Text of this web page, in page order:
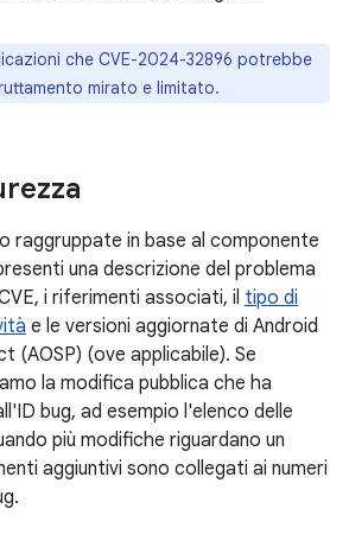
che CVE-2024-32896 potrebbe
mirato e limitato.
raggruppate in base al componente
una descrizione del problema
i riferimenti associati, il tipo di
e le versioni aggiornate di Android
(AOSP) (ove applicabile). Se
la modifica pubblica che ha
bug, ad esempio l'elenco delle
più modifiche riguardano un
aggiuntivi sono collegati ai numeri